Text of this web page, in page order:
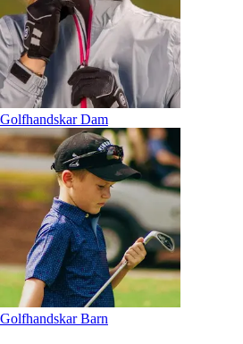
Golfhandskar Dam
Golfhandskar Barn